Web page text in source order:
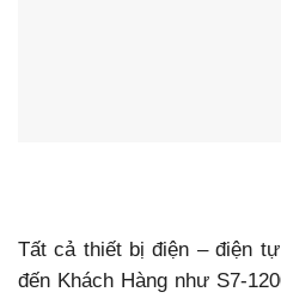
Tất cả thiết bị điện – điện
đến Khách Hàng như S7-